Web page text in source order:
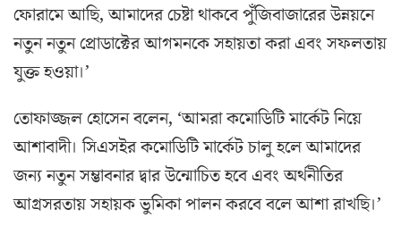
ফোরামে আছি, আমাদের চেষ্টা থাকবে পুঁজিবাজারের উন্নয়নে
নতুন নতুন প্রোডাক্টের আগমনকে সহায়তা করা এবং সফলতায়
যুক্ত হওয়া।’
তোফাজ্জল হোসেন বলেন, ‘আমরা কমোডিটি মার্কেট নিয়ে
আশাবাদী। সিএসইর কমোডিটি মার্কেট চালু হলে আমাদের
জন্য নতুন সম্ভাবনার দ্বার উন্মোচিত হবে এবং অর্থনীতির
আগ্রসরতায় সহায়ক ভুমিকা পালন করবে বলে আশা রাখছি।’